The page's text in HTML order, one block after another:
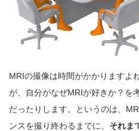
MRIの撮像は時間がかかりますよ
が、自分がなぜMRIが好きか？を
だったりします。というのは、
ンスを撮り終わるまでに、 それま